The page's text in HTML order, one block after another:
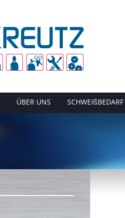
ÜBER UNS SCHWEIßBEDARF